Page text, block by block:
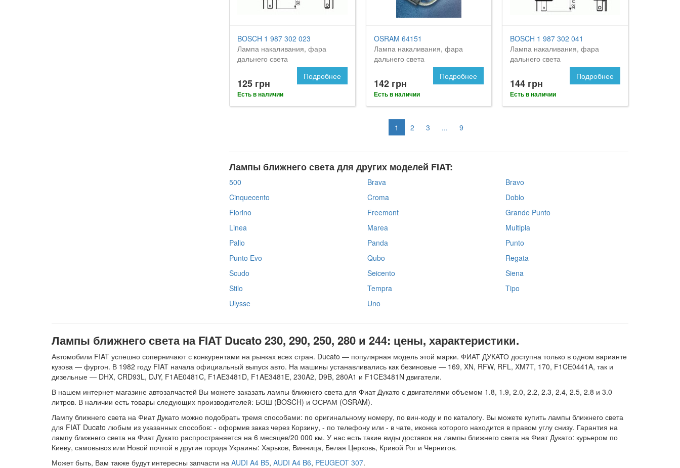
BOSCH 1 987 302 023
Лампа накаливания, фара
дальнего света
125 грн
Есть в наличии
Подробнее
OSRAM 64151
Лампа накаливания, фара
дальнего света
142 грн
Есть в наличии
Подробнее
BOSCH 1 987 302 041
Лампа накаливания, фара
дальнего света
144 грн
Есть в наличии
Подробнее
1 2 3 ... 9
Лампы ближнего света для других моделей FIAT:
500 Brava
Bravo
Cinquecento
Croma
Doblo
Fiorino
Freemont
Grande Punto
Linea
Marea
Multipla
Palio
Panda
Punto
Punto Evo
Qubo
Regata
Scudo
Seicento
Siena
Stilo
Tempra
Tipo
Ulysse
Uno
Лампы ближнего света на FIAT Ducato 230, 290, 250, 280 и 244: цены, характеристики.
Автомобили FIAT успешно соперничают с конкурентами на рынках всех стран. Ducato — популярная модель этой марки. ФИАТ ДУКАТО доступна только в одном варианте
кузова — фургон. В 1982 году FIAT начала официальный выпуск авто. На машины устанавливались как безиновые — 169, XN, RFW, RFL, XM7T, 170, F1CE0441A, так и
дизельные — DHX, CRD93L, DJY, F1AE0481C, F1AE3481D, F1AE3481E, 230A2, D9B, 280A1 и F1CE3481N двигатели.
В нашем интернет-магазине автозапчастей Вы можете заказать лампы ближнего света для Фиат Дукато с двигателями объемом 1.8, 1.9, 2.0, 2.2, 2.3, 2.4, 2.5, 2.8 и 3.0
литров. В наличии есть товары следующих производителей: БОШ (BOSCH) и ОСРАМ (OSRAM).
Лампу ближнего света на Фиат Дукато можно подобрать тремя способами: по оригинальному номеру, по вин-коду и по каталогу. Вы можете купить лампы ближнего света
для FIAT Ducato любым из указанных способов: - оформив заказ через Корзину, - по телефону или - в чате, иконка которого находится в правом углу снизу. Гарантия на
лампу ближнего света на Фиат Дукато распространяется на 6 месяцев/20 000 км. У нас есть такие виды доставок на лампы ближнего света на Фиат Дукато: курьером по
Киеву, самовывоз или Новой почтой в другие города Украины: Харьков, Винница, Белая Церковь, Кривой Рог и Чернигов.
Может быть, Вам также будут интересны запчасти на AUDI A4 B5, AUDI A4 B6, PEUGEOT 307.